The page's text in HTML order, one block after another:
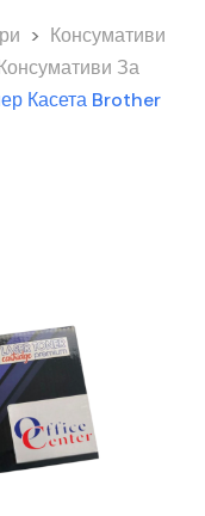
> Консумативи
За
Касета Brother